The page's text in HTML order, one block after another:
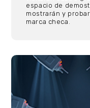
espacio de
mostrarán y
marca checa.